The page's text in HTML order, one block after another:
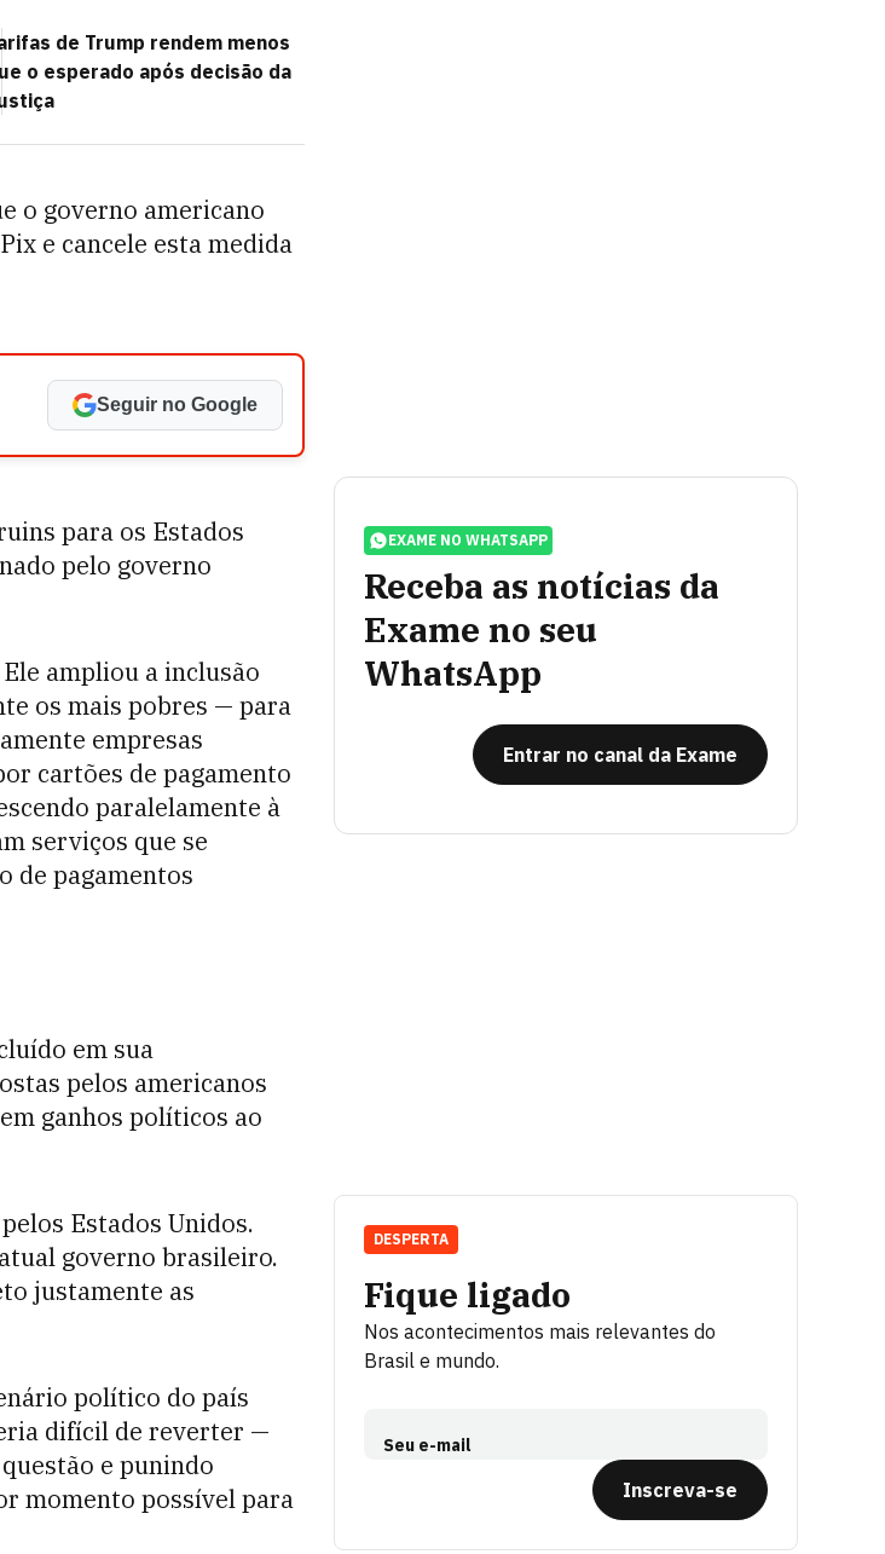
de Trump rendem menos
o esperado após decisão da
o governo americano
e cancele esta medida
Seguir no Google
para os Estados
pelo governo
ampliou a inclusão
os mais pobres — para
empresas
cartões de pagamento
paralelamente à
serviços que se
de pagamentos
em sua
pelos americanos
ganhos políticos ao
Estados Unidos.
governo brasileiro.
justamente as
político do país
difícil de reverter —
e punindo
momento possível para
EXAME NO WHATSAPP
Receba as notícias da
Exame no seu
WhatsApp
Entrar no canal da Exame
Fique ligado
Nos acontecimentos mais relevantes do
Brasil e mundo.
Seu e-mail
Inscreva-se
DESPERTA